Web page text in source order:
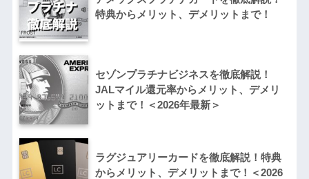
特典からメリット、デメリットまで！
セゾンプラチナビジネスを徹底解説！
JALマイル還元率からメリット、デメリ
ットまで！＜2026年最新＞
ラグジュアリーカードを徹底解説！特典
からメリット、デメリットまで！＜2026